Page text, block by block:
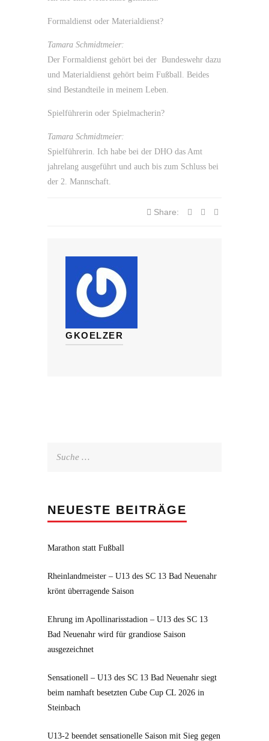
Formaldienst oder Materialdienst?
Tamara Schmidtmeier:
Der Formaldienst gehört bei der Bundeswehr dazu
und Materialdienst gehört beim Fußball. Beides
sind Bestandteile in meinem Leben.
Spielführerin oder Spielmacherin?
Tamara Schmidtmeier:
Spielführerin. Ich habe bei der DHO das Amt
jahrelang ausgeführt und auch bis zum Schluss bei
der 2. Mannschaft.
Share:
GKOELZER
NEUESTE BEITRÄGE
Marathon statt Fußball
Rheinlandmeister – U13 des SC 13 Bad Neuenahr
krönt überragende Saison
Ehrung im Apollinarisstadion – U13 des SC 13
Bad Neuenahr wird für grandiose Saison
ausgezeichnet
Sensationell – U13 des SC 13 Bad Neuenahr siegt
beim namhaft besetzten Cube Cup CL 2026 in
Steinbach
U13-2 beendet sensationelle Saison mit Sieg gegen